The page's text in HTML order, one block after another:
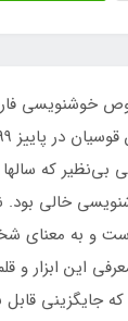
خوشنویسی
که
خالی بود.
است و به
این ابزار و
جایگزینی قابل